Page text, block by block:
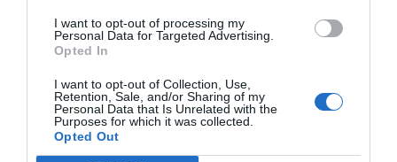
I want to opt-out of processing my
Personal Data for Targeted Advertising.
Opted In
I want to opt-out of Collection, Use,
Retention, Sale, and/or Sharing of my
Personal Data that Is Unrelated with the
Purposes for which it was collected.
Opted Out
Björnbärsfool
Min variant på björnbärsfool - en enkel
björnbärsefterrätt med vispad grädde blandad med
björnbär,...